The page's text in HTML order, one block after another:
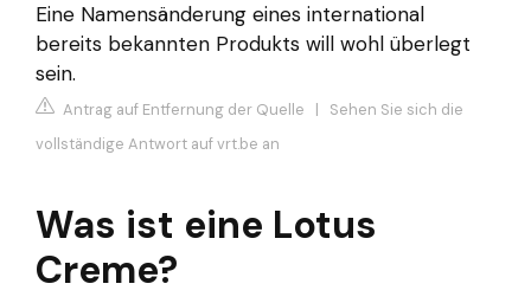
Eine Namensänderung eines international
bereits bekannten Produkts will wohl überlegt
sein.
Antrag auf Entfernung der Quelle | Sehen Sie sich die
vollständige Antwort auf vrt.be an
Was ist eine Lotus
Creme?